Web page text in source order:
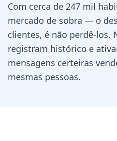
Com cerca de 247 mil
mercado de sobra — o
clientes, é não perdê-los.
registram histórico e
mensagens certeiras
mesmas pessoas.